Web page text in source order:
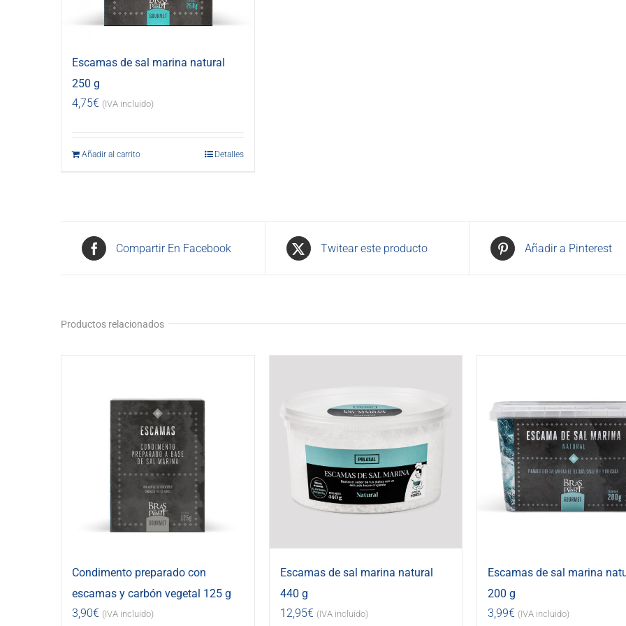
Escamas de sal marina natural
250 g
4,75€ (IVA incluido)
Añadir al carrito Detalles
Compartir En Facebook Twitear este producto Añadir a Pinterest
Productos relacionados
Condimento preparado con
escamas y carbón vegetal 125 g
3,90€ (IVA incluido)
Escamas de sal marina natural
440 g
12,95€ (IVA incluido)
Escamas de sal marina
200 g
3,99€ (IVA incluido)